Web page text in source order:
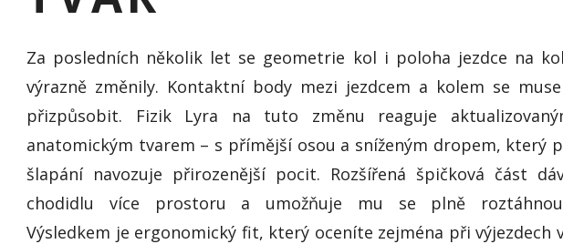
Za posledních několik let se geometrie kol i poloha jezdce na
výrazně změnily. Kontaktní body mezi jezdcem a kolem se
přizpůsobit. Fizik Lyra na tuto změnu reaguje
anatomickým tvarem – s přímější osou a sníženým dropem, který
šlapání navozuje přirozenější pocit. Rozšířená špičková část
chodidlu více prostoru a umožňuje mu se plně
Výsledkem je ergonomický fit, který oceníte zejména při výjezdech